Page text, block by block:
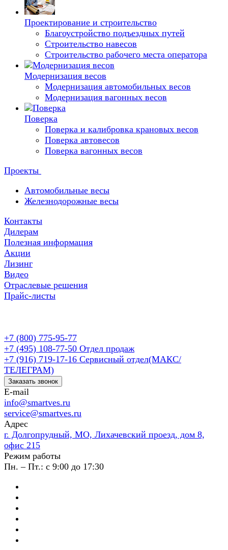
Проектирование и строительство
Благоустройство подъездных путей
Строительство навесов
Строительство рабочего места оператора
Модернизация весов
Модернизация автомобильных весов
Модернизация вагонных весов
Поверка
Поверка и калибровка крановых весов
Поверка автовесов
Поверка вагонных весов
Проекты
Автомобильные весы
Железнодорожные весы
Контакты
Дилерам
Полезная информация
Акции
Лизинг
Видео
Отраслевые решения
Прайс-листы
+7 (800) 775-95-77
+7 (495) 108-77-50 Отдел продаж
+7 (916) 719-17-16 Сервисный отдел(МАКС/
ТЕЛЕГРАМ)
Заказать звонок
E-mail
info@smartves.ru
service@smartves.ru
Адрес
г. Долгопрудный, МО, Лихачевский проезд, дом 8,
офис 215
Режим работы
Пн. – Пт.: с 9:00 до 17:30